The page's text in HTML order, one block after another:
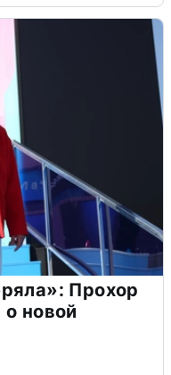
Прохор
новой